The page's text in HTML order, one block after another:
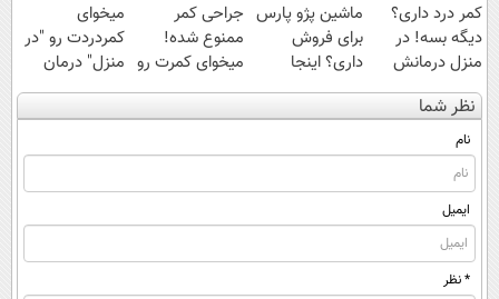
کمر درد داری؟
دیگه بسه! در
منزل درمانش
کن
(◀پرسش‌نامه)
ماشین پژو پارس
برای فروش
داری؟ اینجا
سریع بفروشش
جراحی کمر
ممنوع شده!
میخوای کمرت رو
در منزل درمان
کنی؟
میخوای
کمردردت رو "در
منزل" درمان
کنی؟ (◂فیلم +
◂پرسش‌نامه)
نظر شما
نام
ایمیل
* نظر